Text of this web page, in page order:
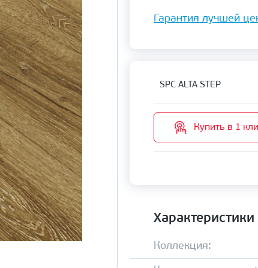
Гарантия лучшей
SPC ALTA STEP
Купить в 1
Характеристики
Коллекция: